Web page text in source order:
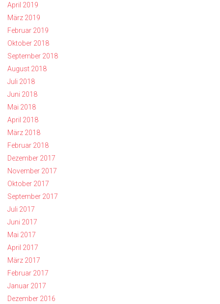
April 2019
März 2019
Februar 2019
Oktober 2018
September 2018
August 2018
Juli 2018
Juni 2018
Mai 2018
April 2018
März 2018
Februar 2018
Dezember 2017
November 2017
Oktober 2017
September 2017
Juli 2017
Juni 2017
Mai 2017
April 2017
März 2017
Februar 2017
Januar 2017
Dezember 2016